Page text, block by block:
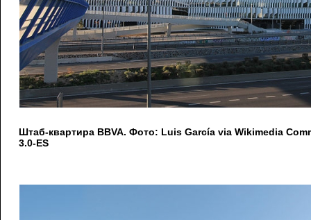
Штаб-квартира BBVA. Фото: Luis García via Wikimedia
3.0-ES